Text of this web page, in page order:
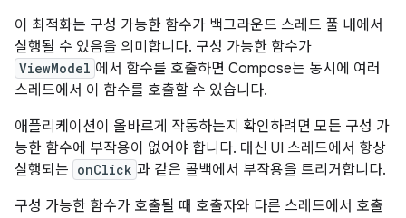
이 최적화는 구성 가능한 함수가 백그라운드 스레드 풀 내에서
실행될 수 있음을 의미합니다. 구성 가능한 함수가
ViewModel 에서 함수를 호출하면 Compose는 동시에 여러
스레드에서 이 함수를 호출할 수 있습니다.
애플리케이션이 올바르게 작동하는지 확인하려면 모든 구성 가
능한 함수에 부작용이 없어야 합니다. 대신 UI 스레드에서 항상
실행되는 onClick 과 같은 콜백에서 부작용을 트리거합니다.
구성 가능한 함수가 호출될 때 호출자와 다른 스레드에서 호출